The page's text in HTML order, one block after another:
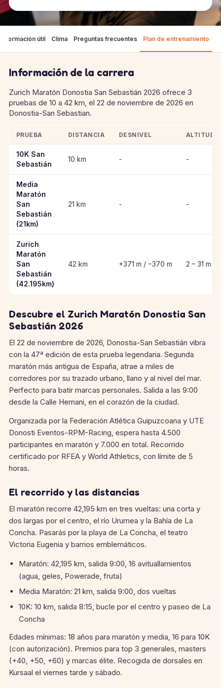
Información útil Clima Preguntas frecuentes Plan de entrenamiento
Información de la carrera
Zurich Maratón Donostia San Sebastián 2026 ofrece 3
pruebas de 10 a 42 km, el 22 de noviembre de 2026 en
Donostia-San Sebastian.
Información clave de las pruebas de Zurich Maratón Donostia
PRUEBA DISTANCIA DESNIVEL ALTITUD
10K San
Sebastián
10 km - -
Media
Maratón
San
Sebastián
(21km)
21 km - -
Zurich
Maratón
San
Sebastián
(42.195km)
42 km +371 m / −370 m 2 – 31 m
Descubre el Zurich Maratón Donostia San
Sebastián 2026
El 22 de noviembre de 2026, Donostia-San Sebastián vibra
con la 47ª edición de esta prueba legendaria. Segunda
maratón más antigua de España, atrae a miles de
corredores por su trazado urbano, llano y al nivel del mar.
Perfecto para batir marcas personales. Salida a las 9:00
desde la Calle Hernani, en el corazón de la ciudad.
Organizada por la Federación Atlética Guipuzcoana y UTE
Donosti Eventos-RPM-Racing, espera hasta 4.500
participantes en maratón y 7.000 en total. Recorrido
certificado por RFEA y World Athletics, con límite de 5
horas.
El recorrido y las distancias
El maratón recorre 42,195 km en tres vueltas: una corta y
dos largas por el centro, el río Urumea y la Bahía de La
Concha. Pasarás por la playa de La Concha, el teatro
Victoria Eugenia y barrios emblemáticos.
Maratón: 42,195 km, salida 9:00, 16 avituallamientos
(agua, geles, Powerade, fruta)
Media Maratón: 21 km, salida 9:00, dos vueltas
10K: 10 km, salida 8:15, bucle por el centro y paseo de La
Concha
Edades mínimas: 18 años para maratón y media, 16 para 10K
(con autorización). Premios para top 3 generales, masters
(+40, +50, +60) y marcas élite. Recogida de dorsales en
Kursaal el viernes tarde y sábado.